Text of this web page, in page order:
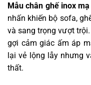
Mẫu chân ghế inox
nhấn khiến bộ sofa,
và sang trọng vượt
gợi cảm giác ấm áp
lại vẻ lộng lẫy nhưng
thất.